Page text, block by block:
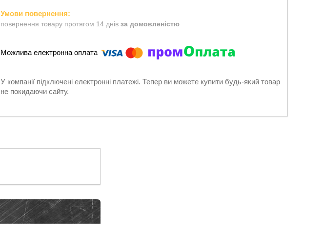
повернення товару протягом 14 днів за домовленістю
У компанії підключені електронні платежі. Тепер ви можете купити будь-який товар
не покидаючи сайту.